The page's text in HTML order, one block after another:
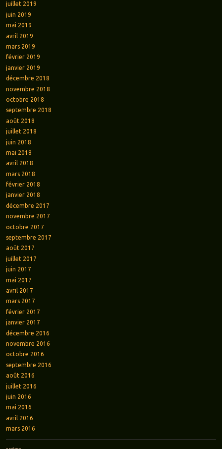
juillet 2019
juin 2019
mai 2019
avril 2019
mars 2019
février 2019
janvier 2019
décembre 2018
novembre 2018
octobre 2018
septembre 2018
août 2018
juillet 2018
juin 2018
mai 2018
avril 2018
mars 2018
février 2018
janvier 2018
décembre 2017
novembre 2017
octobre 2017
septembre 2017
août 2017
juillet 2017
juin 2017
mai 2017
avril 2017
mars 2017
février 2017
janvier 2017
décembre 2016
novembre 2016
octobre 2016
septembre 2016
août 2016
juillet 2016
juin 2016
mai 2016
avril 2016
mars 2016